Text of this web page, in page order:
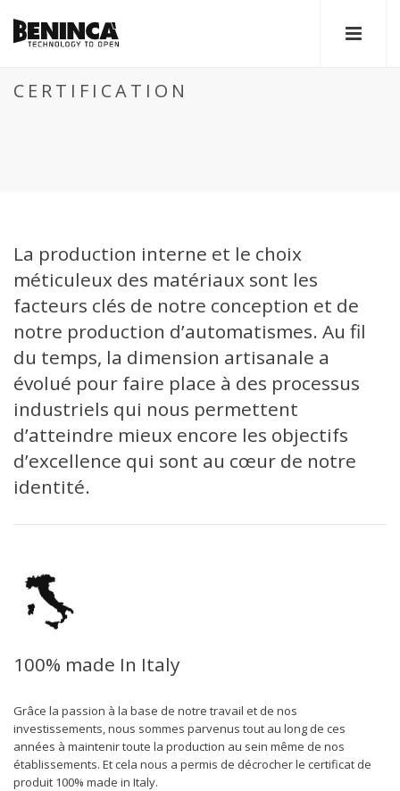
CERTIFICATION
La production interne et le choix
méticuleux des matériaux sont les
facteurs clés de notre conception et de
notre production d’automatismes. Au fil
du temps, la dimension artisanale a
évolué pour faire place à des processus
industriels qui nous permettent
d’atteindre mieux encore les objectifs
d’excellence qui sont au cœur de notre
identité.
100% made In Italy
Grâce la passion à la base de notre travail et de nos
investissements, nous sommes parvenus tout au long de ces
années à maintenir toute la production au sein même de nos
établissements. Et cela nous a permis de décrocher le certificat de
produit 100% made in Italy.